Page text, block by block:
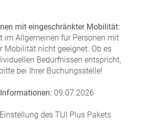
mit eingeschränkter Mobilität:
im Allgemeinen für Personen mit
Mobilität nicht geeignet. Ob es
Bedürfnissen entspricht,
bei Ihrer Buchungsstelle!
09.07.2026
Einstellung des TUI Plus Pakets